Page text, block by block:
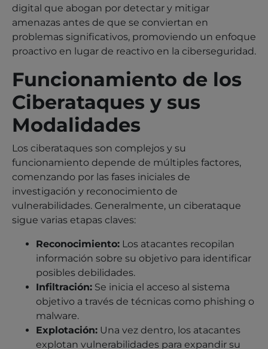
digital que abogan por detectar y mitigar
amenazas antes de que se conviertan en
problemas significativos, promoviendo un enfoque
proactivo en lugar de reactivo en la ciberseguridad.
Funcionamiento de los
Ciberataques y sus
Modalidades
Los ciberataques son complejos y su
funcionamiento depende de múltiples factores,
comenzando por las fases iniciales de
investigación y reconocimiento de
vulnerabilidades. Generalmente, un ciberataque
sigue varias etapas claves:
Reconocimiento: Los atacantes recopilan
información sobre su objetivo para identificar
posibles debilidades.
Infiltración: Se inicia el acceso al sistema
objetivo a través de técnicas como phishing o
malware.
Explotación: Una vez dentro, los atacantes
explotan vulnerabilidades para expandir su